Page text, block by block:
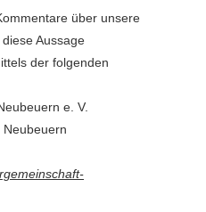
über unsere
Aussage
der folgenden
e. V.